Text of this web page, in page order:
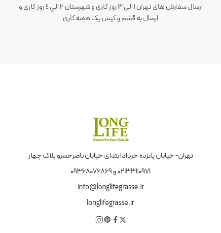
ارسال سفارش های تهران 1 الی 3 روز کاری و شهرستان ٢ الي ٤ روز کاری و
ارسال به قشم و کیش یک هفته کاری
تهران- خیابان پانزده خرداد ابتدای خیابان ناصرخسرو پلاک چهار
02133110971 و 09368076869
info@longlifegrasse.ir
longlifegrasse.ir